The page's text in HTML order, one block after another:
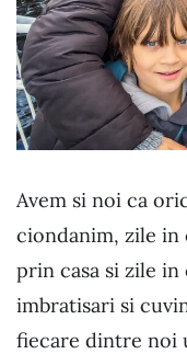
Avem si noi ca
ciondanim, zile in
prin casa si zile
imbratisari si
fiecare dintre noi